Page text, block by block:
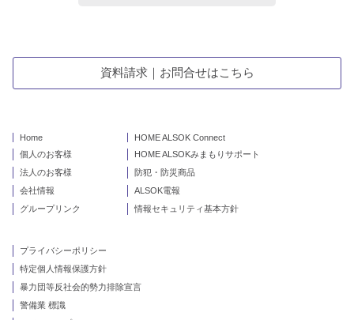
資料請求｜お問合せはこちら
Home
個人のお客様
法人のお客様
会社情報
グループリンク
HOME ALSOK Connect
HOME ALSOKみまもりサポート
防犯・防災商品
ALSOK電報
情報セキュリティ基本方針
プライバシーポリシー
特定個人情報保護方針
暴力団等反社会的勢力排除宣言
警備業 標識